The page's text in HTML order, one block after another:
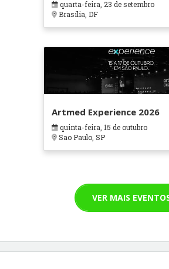
quarta-feira, 23 de setembro
Brasília, DF
Artmed Experience 2026
quinta-feira, 15 de outubro
Sao Paulo, SP
VER MAIS